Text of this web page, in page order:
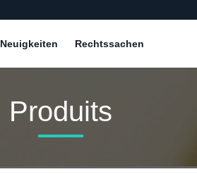
Neuigkeiten Rechtssachen
Produits